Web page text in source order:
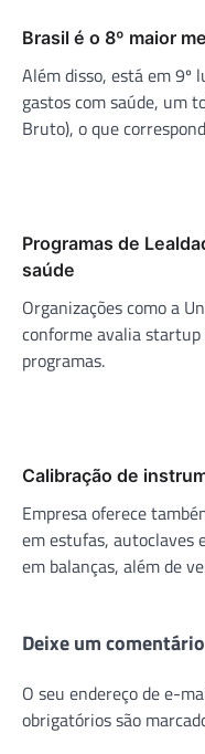
Brasil é o 8º maior
Além disso, está em 9º
gastos com saúde, um
Bruto), o que
Programas de
saúde
Organizações como a
conforme avalia startup
programas.
Calibração de
Empresa oferece
em estufas, autoclaves
em balanças, além de
Deixe um comentário
O seu endereço de e-
obrigatórios são